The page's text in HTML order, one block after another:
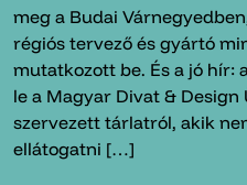
meg a Budai
régiós tervező és gyártó
mutatkozott be. És a jó hír:
le a Magyar Divat & Design
szervezett tárlatról, akik
ellátogatni […]